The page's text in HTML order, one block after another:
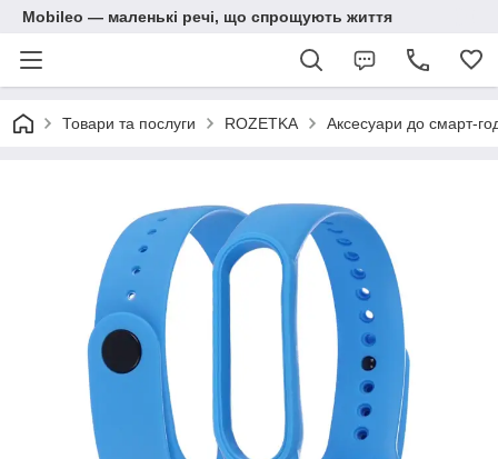
Mobileo — маленькі речі, що спрощують життя
Товари та послуги ROZETKA Аксесуари до смарт-